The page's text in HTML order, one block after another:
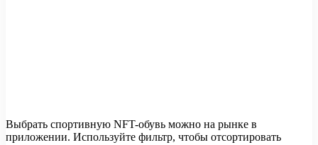
Выбрать спортивную NFT-обувь можно на рынке в
приложении. Используйте фильтр, чтобы отсортировать